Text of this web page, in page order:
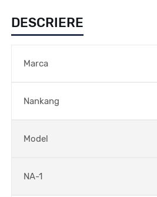
DESCRIERE
Marca
Nankang
Model
NA-1